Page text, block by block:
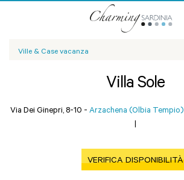
Ville & Case vacanza
Villa Sole
Via Dei Ginepri, 8-10 - Arzachena (Olbia Tempio)
|
VERIFICA DISPONIBILITÀ